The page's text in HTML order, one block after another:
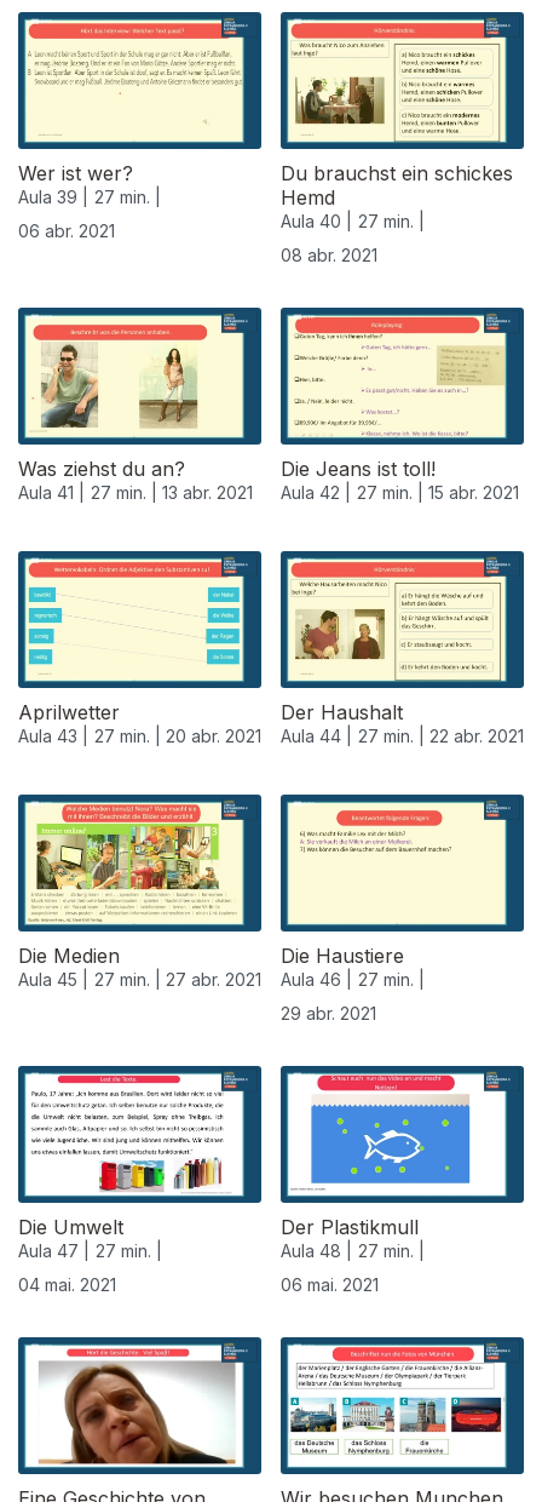
Wer ist wer?
Aula 39 |
27 min. |
06 abr. 2021
Du brauchst ein schickes
Hemd
Aula 40 |
27 min. |
08 abr. 2021
Was ziehst du an?
Aula 41 | 27 min. | 13 abr. 2021
Die Jeans ist toll!
Aula 42 | 27 min. | 15 abr. 2021
Aprilwetter
Aula 43 | 27 min. | 20 abr. 2021
Der Haushalt
Aula 44 | 27 min. | 22 abr. 2021
Die Medien
Aula 45 | 27 min. | 27 abr. 2021
Die Haustiere
Aula 46 |
27 min. |
29 abr. 2021
Die Umwelt
Aula 47 |
27 min. |
04 mai. 2021
Der Plastikmull
Aula 48 |
27 min. |
06 mai. 2021
542082